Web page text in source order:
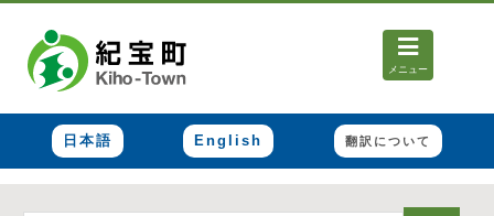
メニュー
日本語 English 翻訳について